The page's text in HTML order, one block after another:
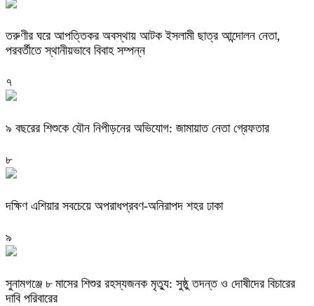
তরুণীর ঘরে আপত্তিকর অবস্থায় আটক ইসলামী ছাত্র আন্দোলন নেতা,
পরবর্তীতে স্থানীয়ভাবে বিবাহ সম্পন্ন
৭
৯ বছরের শিশুকে যৌন নিপীড়নের অভিযোগ: জামায়াত নেতা গ্রেফতার
৮
দক্ষিণ এশিয়ার সবচেয়ে অপরাধপ্রবণ-অনিরাপদ শহর ঢাকা
৯
সুনামগঞ্জে ৮ মাসের শিশুর রহস্যজনক মৃত্যু: সুষ্ঠু তদন্ত ও দোষীদের বিচারের
দাবি পরিবারের